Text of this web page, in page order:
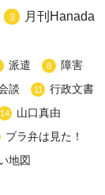
3 月刊Hanada
派遣 8 障害
談 11 行政文書
14 山口真由
ブラ弁は見た！
地図